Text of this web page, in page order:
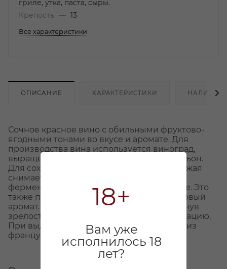
18+
Вам уже
исполнилось 18
лет?
гриле, утка, паста, сыры.
Крепость
— 13
Все характеристики
ОПИСАНИЕ ХАРАКТЕРИСТИКИ НАЛИЧИЕ
Сочное красное вино с обильными фруктово-
ягодными тонами во вкусе и аромате. Для
производства вина используется виноград,
выращенный в регионе Лангедок-Руссильон.
Для сохранения баланса сахара часть урожая
снимается до полного созревания и
ферментируется при низкой температуре. Это
также позволяет упрочить сочный фруктовый
аромат. Оставшаяся часть урожая, достигнув
зрелости, проходит традиционную мацерацию.
При выдержке вина используются бочки из
французского дуба.